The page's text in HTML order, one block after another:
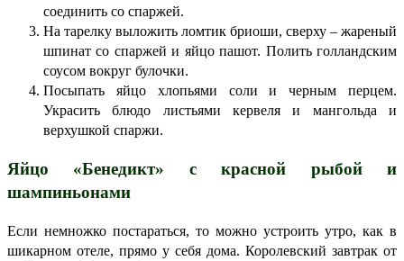
соединить со спаржей.
На тарелку выложить ломтик бриоши, сверху – жареный
шпинат со спаржей и яйцо пашот. Полить голландским
соусом вокруг булочки.
Посыпать яйцо хлопьями соли и черным перцем.
Украсить блюдо листьями кервеля и мангольда и
верхушкой спаржи.
Яйцо «Бенедикт» с красной рыбой и
шампиньонами
Если немножко постараться, то можно устроить утро, как в
шикарном отеле, прямо у себя дома. Королевский завтрак от